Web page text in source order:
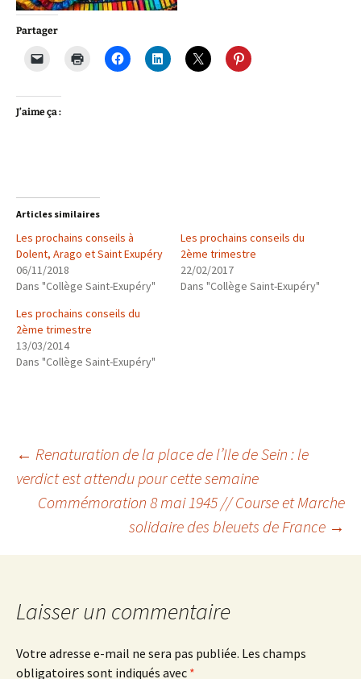
Partager
J’aime ça :
Articles similaires
Les prochains conseils à
Dolent, Arago et Saint Exupéry
06/11/2018
Dans "Collège Saint-Exupéry"
Les prochains conseils du
2ème trimestre
22/02/2017
Dans "Collège Saint-Exupéry"
Les prochains conseils du
2ème trimestre
13/03/2014
Dans "Collège Saint-Exupéry"
Navigation
des
articles
← Renaturation de la place de l’Ile de Sein : le
verdict est attendu pour cette semaine
Commémoration 8 mai 1945 // Course et Marche
solidaire des bleuets de France →
Laisser un commentaire
Votre adresse e-mail ne sera pas publiée. Les champs
obligatoires sont indiqués avec *